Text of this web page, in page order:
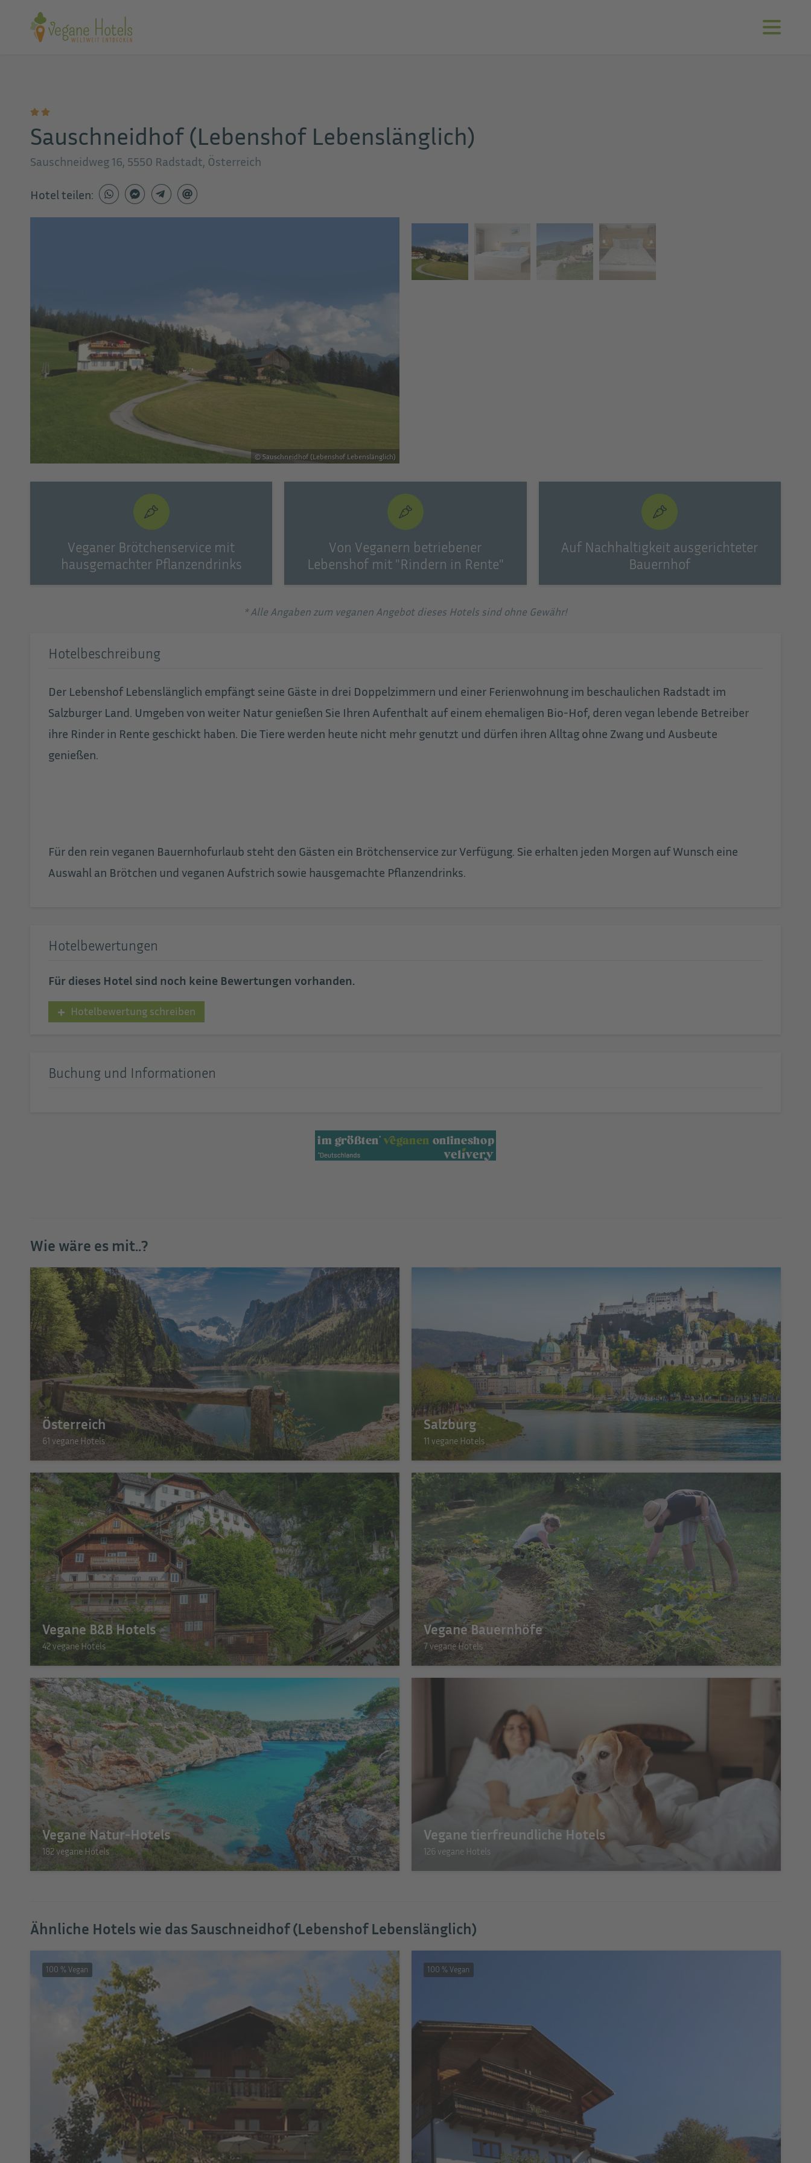
Sauschneidhof (Lebenshof Lebenslänglich)
Sauschneidweg 16, 5550 Radstadt, Österreich
Hotel teilen:
© Sauschneidhof (Lebenshof Lebenslänglich)
Veganer Brötchenservice mit
hausgemachter Pflanzendrinks
Von Veganern betriebener
Lebenshof mit "Rindern in Rente"
Auf Nachhaltigkeit ausgerichteter
Bauernhof
* Alle Angaben zum veganen Angebot dieses Hotels sind ohne Gewähr!
Hotelbeschreibung
Der Lebenshof Lebenslänglich empfängt seine Gäste in drei Doppelzimmern und einer Ferienwohnung im beschaulichen Radstadt im
Salzburger Land. Umgeben von weiter Natur genießen Sie Ihren Aufenthalt auf einem ehemaligen Bio-Hof, deren vegan lebende Betreiber
ihre Rinder in Rente geschickt haben. Die Tiere werden heute nicht mehr genutzt und dürfen ihren Alltag ohne Zwang und Ausbeute
genießen.
Für den rein veganen Bauernhofurlaub steht den Gästen ein Brötchenservice zur Verfügung. Sie erhalten jeden Morgen auf Wunsch eine
Auswahl an Brötchen und veganen Aufstrich sowie hausgemachte Pflanzendrinks.
Hotelbewertungen
Für dieses Hotel sind noch keine Bewertungen vorhanden.
Hotelbewertung schreiben
Buchung und Informationen
Wie wäre es mit..?
Österreich
61 vegane Hotels
Salzburg
11 vegane Hotels
Vegane B&B Hotels
42 vegane Hotels
Vegane Bauernhöfe
7 vegane Hotels
Vegane Natur-Hotels
182 vegane Hotels
Vegane tierfreundliche Hotels
126 vegane Hotels
Ähnliche Hotels wie das Sauschneidhof (Lebenshof Lebenslänglich)
100 % Vegan 100 % Vegan